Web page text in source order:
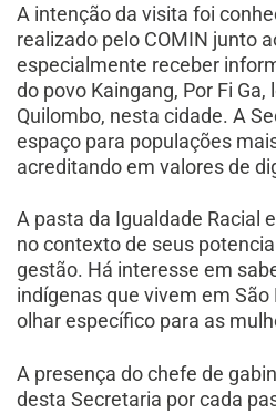
A intenção da visita foi
realizado pelo COMIN junto
especialmente receber
do povo Kaingang, Por Fi
Quilombo, nesta cidade. A
espaço para populações
acreditando em valores de
A pasta da Igualdade Racial
no contexto de seus
gestão. Há interesse em
indígenas que vivem em
olhar específico para as
A presença do chefe de
desta Secretaria por cada